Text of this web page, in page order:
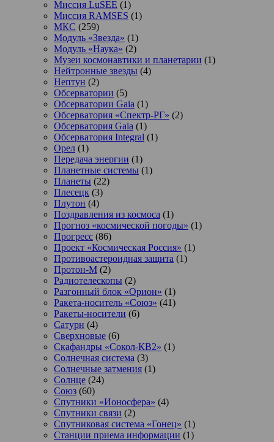
Миссия LuSEE (1)
Миссия RAMSES (1)
МКС (259)
Модуль «Звезда» (1)
Модуль «Наука» (2)
Музеи космонавтики и планетарии (1)
Нейтронные звезды (4)
Нептун (2)
Обсерватории (5)
Обсерватории Gaia (1)
Обсерватория «Спектр-РГ» (2)
Обсерватория Gaia (1)
Обсерватория Integral (1)
Орел (1)
Передача энергии (1)
Планетные системы (1)
Планеты (22)
Плесецк (3)
Плутон (4)
Поздравления из космоса (1)
Прогноз «космической погоды» (1)
Прогресс (86)
Проект «Космическая Россия» (1)
Противоастероидная защита (1)
Протон-М (2)
Радиотелескопы (2)
Разгонный блок «Орион» (1)
Ракета-носитель «Союз» (41)
Ракеты-носители (6)
Сатурн (4)
Сверхновые (6)
Скафандры «Сокол-КВ2» (1)
Солнечная система (3)
Солнечные затмения (1)
Солнце (24)
Союз (60)
Спутники «Ионосфера» (4)
Спутники связи (2)
Спутниковая система «Гонец» (1)
Станции приема информации (1)